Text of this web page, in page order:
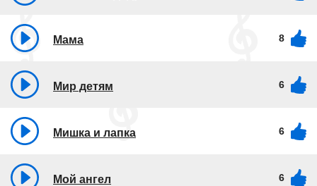
Мама 8
Мир детям 6
Мишка и лапка 6
Мой ангел 6